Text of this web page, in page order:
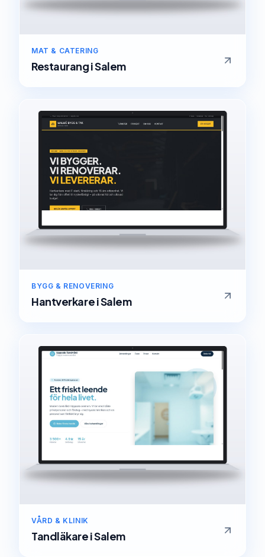
MAT & CATERING
RestaurangiSalem
BYGG & RENOVERING
HantverkareiSalem
VÅRD & KLINIK
TandläkareiSalem